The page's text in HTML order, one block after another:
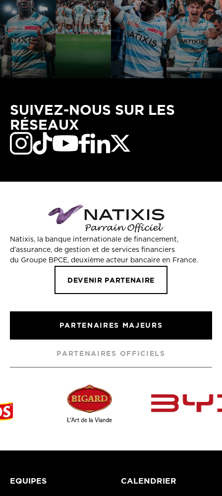
SUIVEZ-NOUS SUR LES
RÉSEAUX
Natixis, la banque internationale de financement,
d’assurance, de gestion et de services financiers
du Groupe BPCE, deuxième acteur bancaire en France.
DEVENIR PARTENAIRE
PARTENAIRES MAJEURS
PARTENAIRES OFFICIELS
EQUIPES CALENDRIER